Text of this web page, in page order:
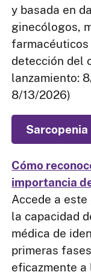
y basada en
ginecólogos,
detección del
lanzamiento:
8/13/2026)
Sarcopenia
Cómo
importancia
Accede a
la capacidad
médica de
primeras
eficazmente a